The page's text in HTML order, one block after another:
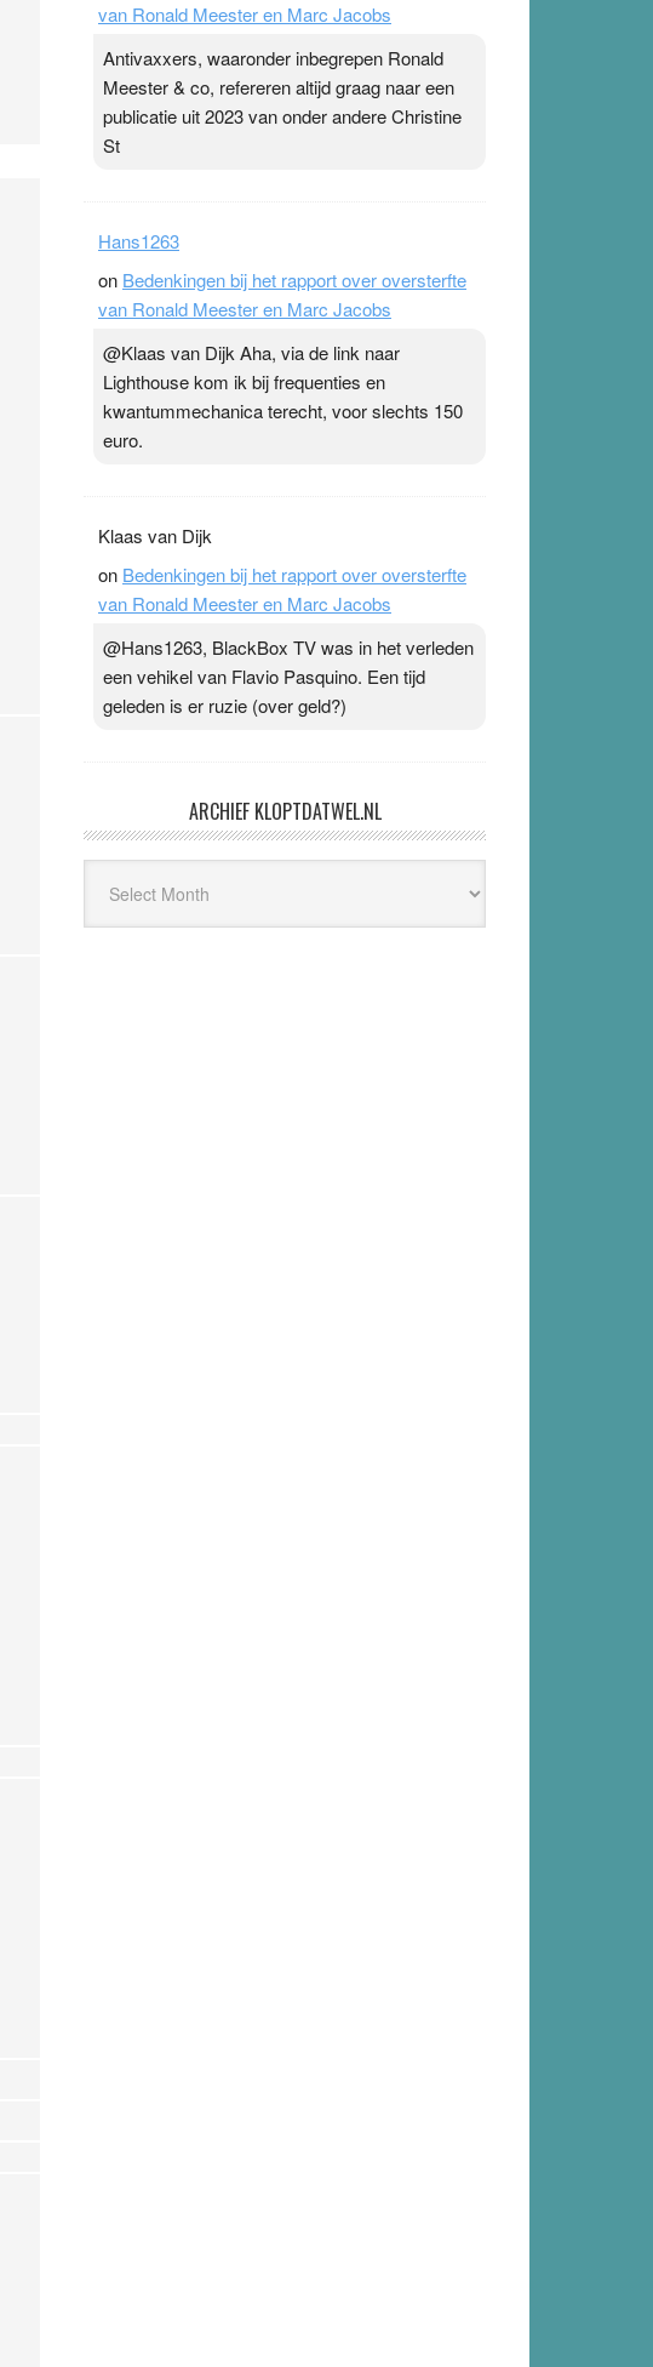
van Ronald Meester en Marc Jacobs
Antivaxxers, waaronder inbegrepen Ronald
Meester & co, refereren altijd graag naar een
publicatie uit 2023 van onder andere Christine
St
Hans1263
on Bedenkingen bij het rapport over oversterfte
van Ronald Meester en Marc Jacobs
@Klaas van Dijk Aha, via de link naar
Lighthouse kom ik bij frequenties en
kwantummechanica terecht, voor slechts 150
euro.
Klaas van Dijk
on Bedenkingen bij het rapport over oversterfte
van Ronald Meester en Marc Jacobs
@Hans1263, BlackBox TV was in het verleden
een vehikel van Flavio Pasquino. Een tijd
geleden is er ruzie (over geld?)
ARCHIEF KLOPTDATWEL.NL
Kloptdatwel.nl